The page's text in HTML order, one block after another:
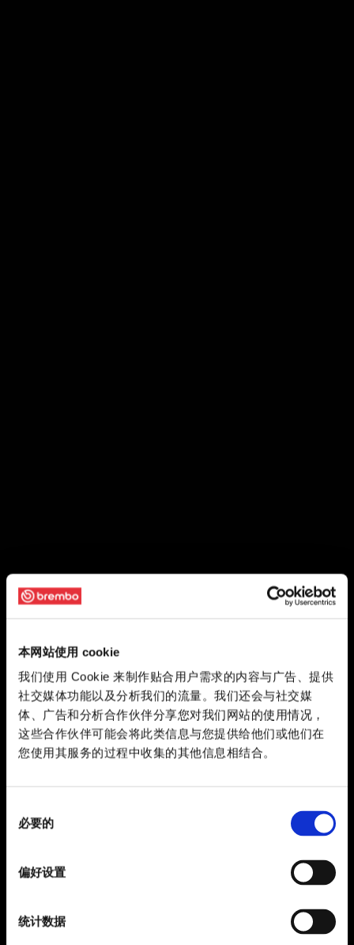
本网站使用 cookie
我们使用 Cookie 来制作贴合用户需求的内容与广告、提供
社交媒体功能以及分析我们的流量。我们还会与社交媒
体、广告和分析合作伙伴分享您对我们网站的使用情况，
这些合作伙伴可能会将此类信息与您提供给他们或他们在
您使用其服务的过程中收集的其他信息相结合。
必要的
偏好设置
统计数据